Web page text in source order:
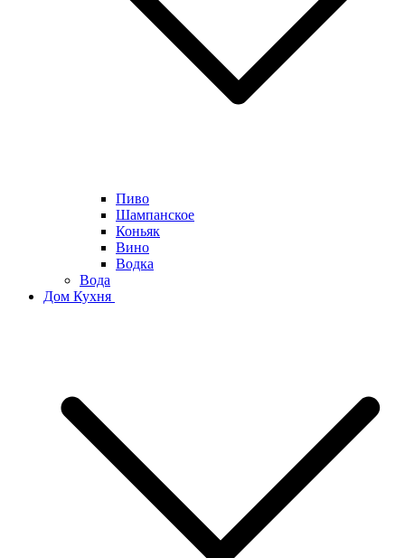
Пиво
Шампанское
Коньяк
Вино
Водка
Вода
Дом Кухня